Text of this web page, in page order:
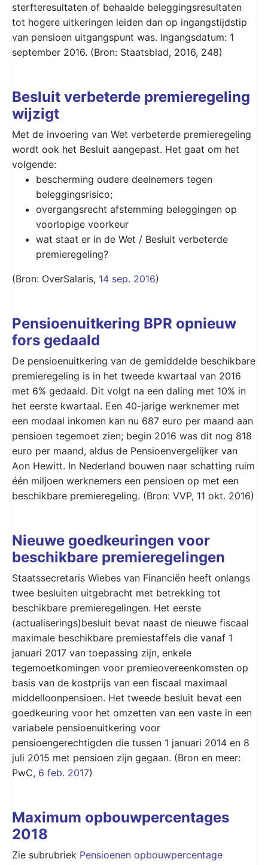
sterfteresultaten of behaalde beleggingsresultaten
tot hogere uitkeringen leiden dan op ingangstijdstip
van pensioen uitgangspunt was. Ingangsdatum: 1
september 2016. (Bron: Staatsblad, 2016, 248)
Besluit verbeterde premieregeling
wijzigt
Met de invoering van Wet verbeterde premieregeling
wordt ook het Besluit aangepast. Het gaat om het
volgende:
bescherming oudere deelnemers tegen
beleggingsrisico;
overgangsrecht afstemming beleggingen op
voorlopige voorkeur
wat staat er in de Wet / Besluit verbeterde
premieregeling?
(Bron: OverSalaris, 14 sep. 2016)
Pensioenuitkering BPR opnieuw
fors gedaald
De pensioenuitkering van de gemiddelde beschikbare
premieregeling is in het tweede kwartaal van 2016
met 6% gedaald. Dit volgt na een daling met 10% in
het eerste kwartaal. Een 40-jarige werknemer met
een modaal inkomen kan nu 687 euro per maand aan
pensioen tegemoet zien; begin 2016 was dit nog 818
euro per maand, aldus de Pensioenvergelijker van
Aon Hewitt. In Nederland bouwen naar schatting ruim
één miljoen werknemers een pensioen op met een
beschikbare premieregeling. (Bron: VVP, 11 okt. 2016)
Nieuwe goedkeuringen voor
beschikbare premieregelingen
Staatssecretaris Wiebes van Financiën heeft onlangs
twee besluiten uitgebracht met betrekking tot
beschikbare premieregelingen. Het eerste
(actualiserings)besluit bevat naast de nieuwe fiscaal
maximale beschikbare premiestaffels die vanaf 1
januari 2017 van toepassing zijn, enkele
tegemoetkomingen voor premieovereenkomsten op
basis van de kostprijs van een fiscaal maximaal
middelloonpensioen. Het tweede besluit bevat een
goedkeuring voor het omzetten van een vaste in een
variabele pensioenuitkering voor
pensioengerechtigden die tussen 1 januari 2014 en 8
juli 2015 met pensioen zijn gegaan. (Bron en meer:
PwC, 6 feb. 2017)
Maximum opbouwpercentages
2018
Zie subrubriek Pensioenen opbouwpercentage